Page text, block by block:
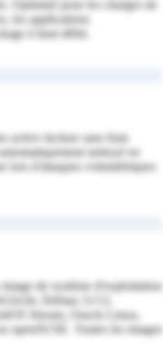
Optimisé pour les charges de
les applications
à haut débit.
active incluse sans frais
nettoyé en
lors d'attaques volumétriques
de système d'exploitation
Debian 11/12,
Stream, Oracle Linux,
openSUSE. Toutes les images